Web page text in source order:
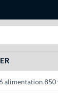
alimentation